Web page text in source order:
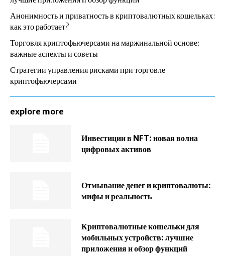
Анонимность и приватность в криптовалютных кошельках:
как это работает?
Торговля криптофьючерсами на маржинальной основе:
важные аспекты и советы
Стратегии управления рисками при торговле
криптофьючерсами
explore more
Инвестиции в NFT: новая волна
цифровых активов
Отмывание денег и криптовалюты:
мифы и реальность
Криптовалютные кошельки для
мобильных устройств: лучшие
приложения и обзор функций